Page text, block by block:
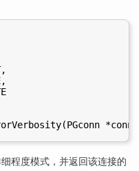
程度模式，并返回该连接的